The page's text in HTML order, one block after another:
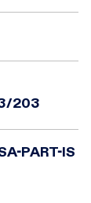
203
PART-IS